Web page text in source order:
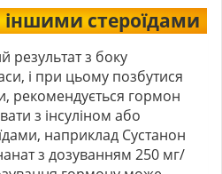
іншими стероїдами
з боку
і при цьому позбутися
рекомендується гормон
з інсуліном або
наприклад Сустанон
з дозуванням 250 мг/